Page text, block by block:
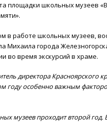
площадки школьных музеев
в работе школьных музеев,
Михаила города
во время экскурсий в храме.
директора Красноярского
году особенно важным
музеев проходит второй год.